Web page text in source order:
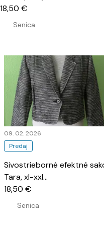
Senica
18,50 €
Predaj
09. 02. 2026
Sivostrieborné efektné
Tara, xl-xxl…
Senica
18,50 €